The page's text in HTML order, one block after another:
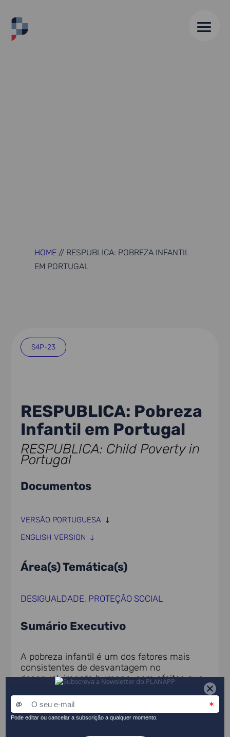
HOME // RESPUBLICA: POBREZA INFANTIL
EM PORTUGAL
S4P-23
RESPUBLICA: Pobreza
Infantil em Portugal
RESPUBLICA: Child Poverty in
Portugal
Documentos
VERSÃO PORTUGUESA
ENGLISH VERSION
Área(s) Temática(s)
DESIGUALDADE, PROTEÇÃO SOCIAL
Sumário Executivo
A pobreza infantil é um dos fatores mais
consistentes de desvantagem no
desenvolvimento humano, com efeitos que
reproduzem entre gerações. Este fenómeno
compromete o bem-estar das crianças,
limita o seu potencial e perpetua